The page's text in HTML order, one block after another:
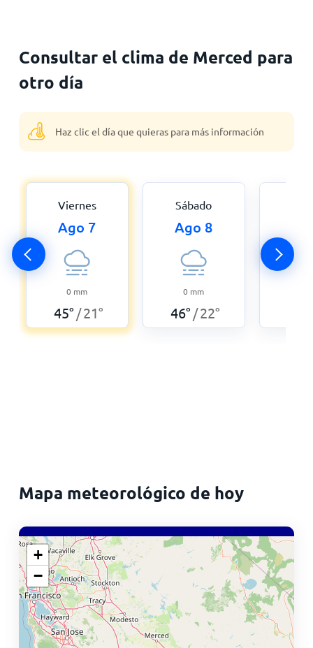
Consultar el clima de Merced para
otro día
Haz clic el día que quieras para más información
Viernes
Ago 7
0 mm
45° /21°
Sábado
Ago 8
0 mm
46° /22°
Mapa meteorológico de hoy
+
−